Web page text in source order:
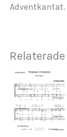
Adventkantat.